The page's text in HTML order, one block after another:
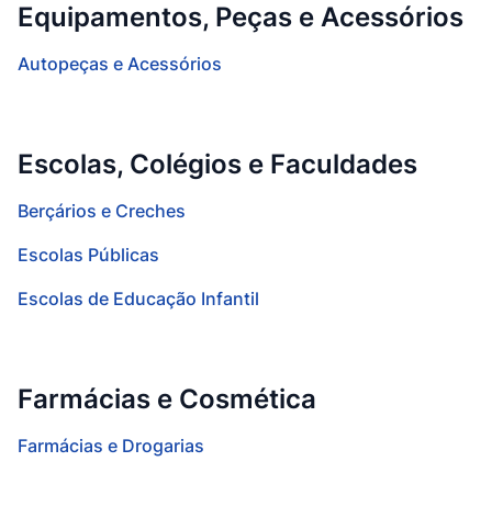
Equipamentos, Peças e Acessórios
Autopeças e Acessórios
Escolas, Colégios e Faculdades
Berçários e Creches
Escolas Públicas
Escolas de Educação Infantil
Farmácias e Cosmética
Farmácias e Drogarias